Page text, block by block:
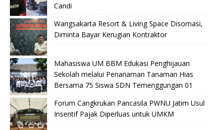
Candi
Wangsakarta Resort & Living Space Disomasi,
Diminta Bayar Kerugian Kontraktor
Mahasiswa UM BBM Edukasi Penghijauan
Sekolah melalui Penanaman Tanaman Hias
Bersama 75 Siswa SDN Temenggungan 01
Forum Cangkrukan Pancasila PWNU Jatim Usul
Insentif Pajak Diperluas untuk UMKM